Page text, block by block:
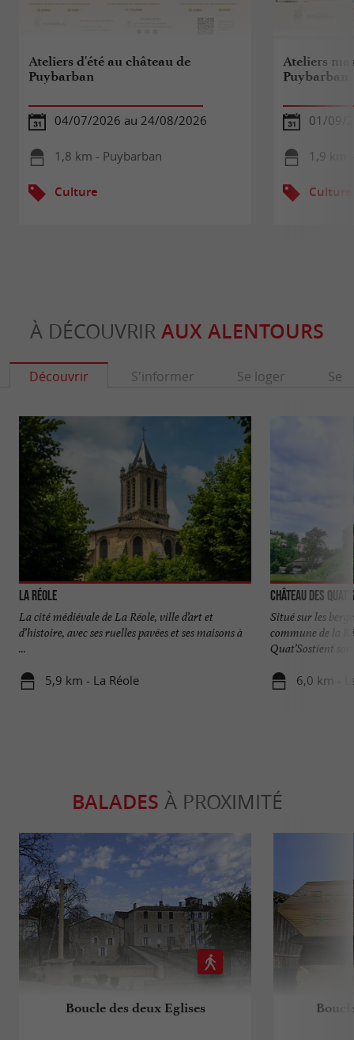
Ateliers d'été au château de
Puybarban
04/07/2026 au 24/08/2026
1,8 km - Puybarban
Culture
Ateliers
Puybarban
01/09/
1,9 km
Culture
À DÉCOUVRIR AUX ALENTOURS
Découvrir S'informer Se loger Se
La Réole
La cité médiévale de La Réole, ville d’art et
d’histoire, avec ses ruelles pavées et ses maisons à
...
5,9 km - La Réole
Château des
Situé sur les
commune de la
Quat’Sostient son
6,0 km -
BALADES À PROXIMITÉ
Boucle des deux Eglises